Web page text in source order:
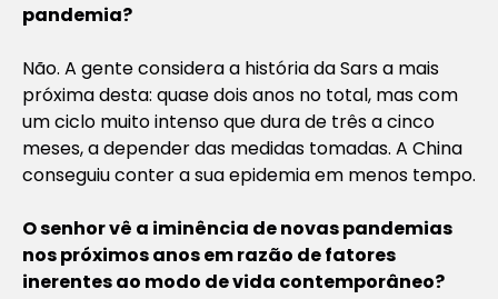
pandemia?
Não. A gente considera a história da Sars a mais
próxima desta: quase dois anos no total, mas com
um ciclo muito intenso que dura de três a cinco
meses, a depender das medidas tomadas. A China
conseguiu conter a sua epidemia em menos tempo.
O senhor vê a iminência de novas pandemias
nos próximos anos em razão de fatores
inerentes ao modo de vida contemporâneo?